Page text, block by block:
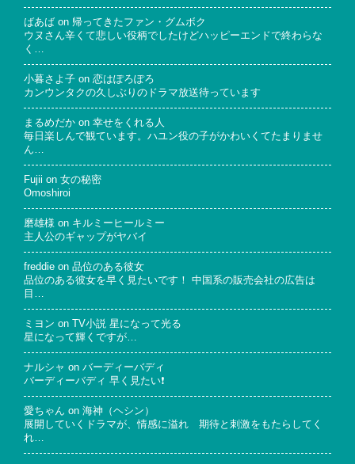
ばあば on 帰ってきたファン・グムボク
ウヌさん辛くて悲しい役柄でしたけどハッピーエンドで終わらな
く…
小暮さよ子 on 恋はぽろぽろ
カンウンタクの久しぶりのドラマ放送待っています
まるめだか on 幸せをくれる人
毎日楽しんで観ています。ハユン役の子がかわいくてたまりませ
ん…
Fujii on 女の秘密
Omoshiroi
磨雄様 on キルミーヒールミー
主人公のギャップがヤバイ
freddie on 品位のある彼女
品位のある彼女を早く見たいです！ 中国系の販売会社の広告は
目…
ミヨン on
TV小説 星になって光る
星になって輝くですが…
ナルシャ on バーディーバディ
バーディーバディ 早く見たい❗
愛ちゃん on 海神（ヘシン）
展開していくドラマが、情感に溢れ 期待と刺激をもたらしてく
れ…